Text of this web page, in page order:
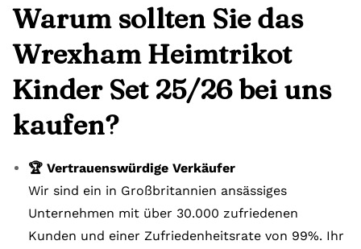
Warum sollten Sie das
Wrexham Heimtrikot
Kinder Set 25/26 bei uns
kaufen?
🏆 Vertrauenswürdige Verkäufer
Wir sind ein in Großbritannien ansässiges
Unternehmen mit über 30.000 zufriedenen
Kunden und einer Zufriedenheitsrate von 99%. Ihr